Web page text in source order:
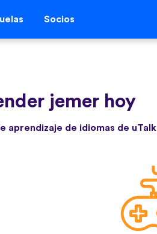
Socios
jemer hoy
aprendizaje de idiomas de uTalk